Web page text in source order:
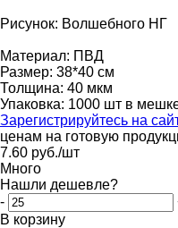
Рисунок: Волшебного НГ
Материал: ПВД
Размер: 38*40 см
Толщина: 40 мкм
Упаковка: 1000 шт в
Зарегистрируйтесь на
ценам на готовую
7.60 руб./шт
Много
Нашли дешевле?
-
В корзину